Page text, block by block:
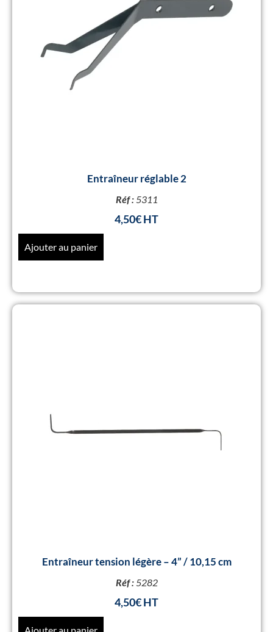
Entraîneur réglable 2
Réf :5311
4,50€
Ajouter au panier
Entraîneur tension légère – 4” / 10,15 cm
Réf :5282
4,50€